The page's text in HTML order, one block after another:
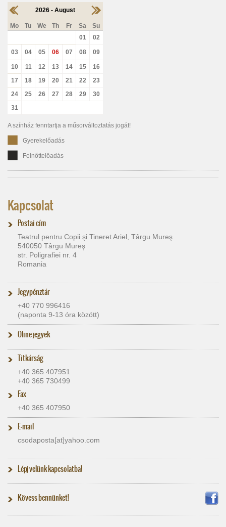
2026 - August
Mo Tu We Th Fr Sa
Su
01
02
03 04 05 06 07 08 09
10 11 12 13 14 15
16
17
18 19 20 21 22
23
24
25 26 27 28 29
30
31
A színház fenntartja a műsorváltoztatás jogát!
Gyerekelőadás
Felnőttelőadás
Kapcsolat
Postai cím
Teatrul pentru Copii şi Tineret Ariel, Târgu Mureş
540050 Târgu Mureş
str. Poligrafiei nr. 4
Romania
Jegypénztár
+40 770 996416
(naponta 9-13 óra között)
Oline jegyek
Titkárság
+40 365 407951
+40 365 730499
Fax
+40 365 407950
E-mail
csodaposta[at]​yahoo.com
Lépj velünk kapcsolatba!
Kövess bennünket!